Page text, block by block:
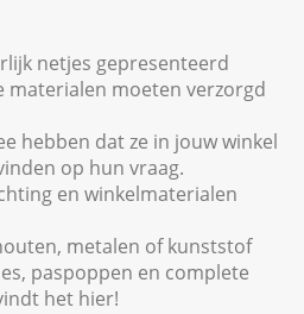
netjes gepresenteerd
materialen moeten verzorgd
hebben dat ze in jouw winkel
op hun vraag.
en winkelmaterialen
metalen of kunststof
paspoppen en complete
het hier!